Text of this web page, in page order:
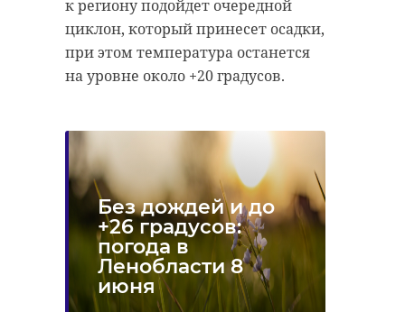
к региону подойдет очередной
циклон, который принесет осадки,
при этом температура останется
на уровне около +20 градусов.
Без дождей и до
+26 градусов:
погода в
Ленобласти 8
июня